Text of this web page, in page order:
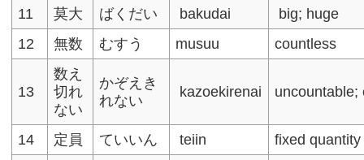
11
莫大 ばくだい bakudai
big; huge
12
無数 むすう musuu countless
13
数え
切れ
ない
かぞえき
れない
kazoekirenai uncountable;
14 定員 ていいん teiin fixed quantity